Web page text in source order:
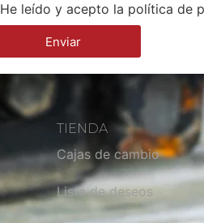
He leído y acepto la política de
Enviar
TIENDA
Cajas de cambio
Lista de deseos